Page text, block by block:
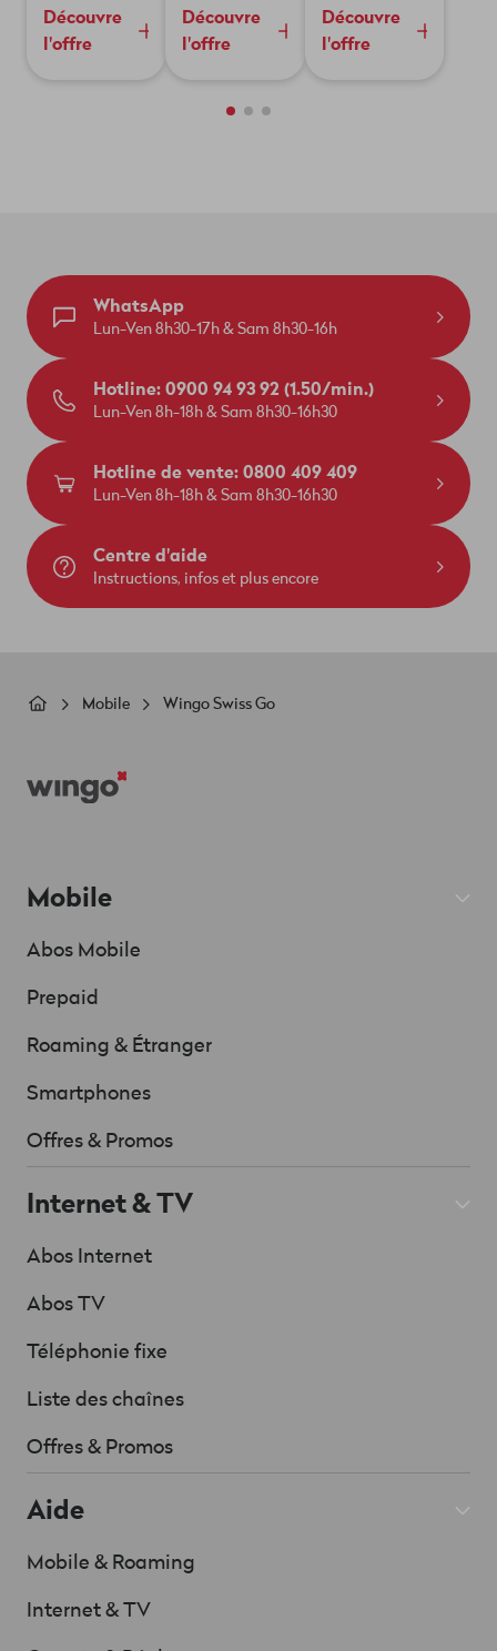
Découvre
l'offre
Découvre
l'offre
Découvre
l'offre
WhatsApp
Lun-Ven 8h30-17h & Sam 8h30-16h
Hotline: 0900 94 93 92 (1.50/min.)
Lun-Ven 8h-18h & Sam 8h30-16h30
Hotline de vente: 0800 409 409
Lun-Ven 8h-18h & Sam 8h30-16h30
Centre d'aide
Instructions, infos et plus encore
Fil
Mobile Wingo Swiss Go
Mobile
Abos Mobile
Prepaid
Roaming & Étranger
Smartphones
Offres & Promos
Internet & TV
Abos Internet
Abos TV
Téléphonie fixe
Liste des chaînes
Offres & Promos
Aide
Mobile & Roaming
Internet & TV